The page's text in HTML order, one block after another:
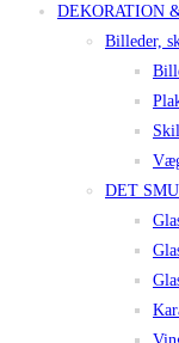
DEKORATION
Billeder,
DET